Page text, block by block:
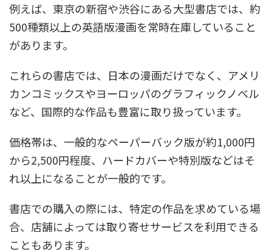
例えば、東京の新宿や渋谷にある大型書店では、約
500種類以上の英語版漫画を常時在庫していること
があります。
これらの書店では、日本の漫画だけでなく、アメリ
カンコミックスやヨーロッパのグラフィックノベル
など、国際的な作品も豊富に取り扱っています。
価格帯は、一般的なペーパーバック版が約1,000円
から2,500円程度、ハードカバーや特別版などはそ
れ以上になることが一般的です。
書店での購入の際には、特定の作品を求めている場
合、店舗によっては取り寄せサービスを利用できる
こともあります。